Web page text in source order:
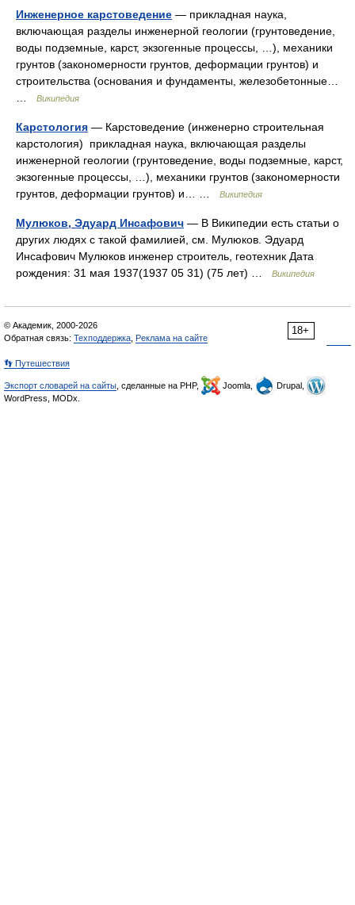
Инженерное карстоведение — прикладная наука,
включающая разделы инженерной геологии (грунтоведение,
воды подземные, карст, экзогенные процессы, …), механики
грунтов (закономерности грунтов, деформации грунтов) и
строительства (основания и фундаменты, железобетонные…
Википедия
Карстология — Карстоведение (инженерно строительная
карстология) прикладная наука, включающая разделы
инженерной геологии (грунтоведение, воды подземные, карст,
экзогенные процессы, …), механики грунтов (закономерности
грунтов, деформации грунтов) и… …
Википедия
Мулюков, Эдуард Инсафович — В Википедии есть статьи о
других людях с такой фамилией, см. Мулюков. Эдуард
Инсафович Мулюков инженер строитель, геотехник Дата
рождения: 31 мая 1937(1937 05 31) (75 лет) …
Википедия
18+
© Академик, 2000-2026
Обратная связь: Техподдержка Реклама на сайте
👣 Путешествия
Экспорт словарей на сайты , сделанные на PHP, Joomla,
Drupal,
WordPress, MODx.